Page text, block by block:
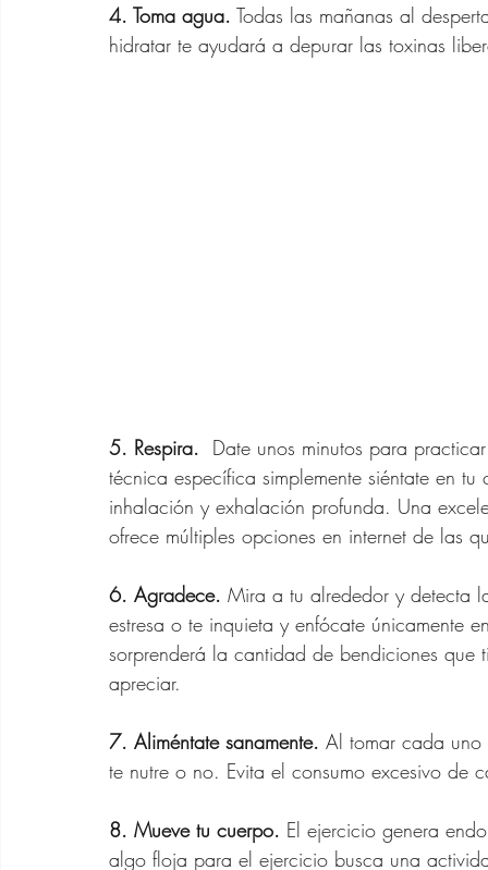
4. Toma agua. Todas las mañanas al
hidratar te ayudará a depurar las toxinas
5. Respira. Date unos minutos para
técnica específica simplemente siéntate en
inhalación y exhalación profunda. Una
ofrece múltiples opciones en internet de las
6. Agradece. Mira a tu alrededor y detecta
estresa o te inquieta y enfócate únicamente
sorprenderá la cantidad de bendiciones
apreciar.
7. Aliméntate sanamente. Al tomar cada uno
te nutre o no. Evita el consumo excesivo
8. Mueve tu cuerpo. El ejercicio genera
algo floja para el ejercicio busca una